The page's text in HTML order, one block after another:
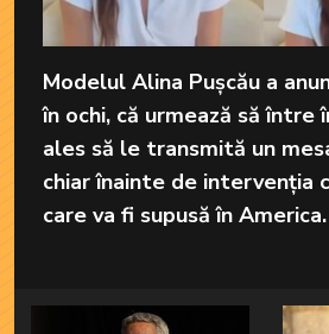
Modelul Alina Pușcău a
în ochi, că urmează să între
ales să le transmită un
chiar înainte de intervenția
care va fi supusă în America.